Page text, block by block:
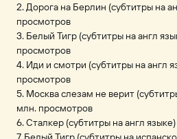
2. Дорога на Берлин (субтитры на
просмотров
3. Белый Тигр (субтитры на англ
просмотров
4. Иди и смотри (субтитры на англ
просмотров
5. Москва слезам не верит
млн. просмотров
6. Сталкер (субтитры на англ